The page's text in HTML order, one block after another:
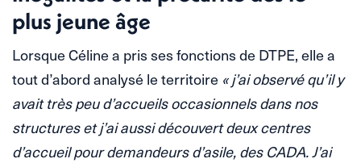
plus jeune âge
Lorsque Céline a pris ses fonctions de DTPE, elle a
tout d’abord analysé le territoire « j’ai observé qu’il y
avait très peu d’accueils occasionnels dans nos
structures et j’ai aussi découvert deux centres
d’accueil pour demandeurs d’asile, des CADA. J’ai